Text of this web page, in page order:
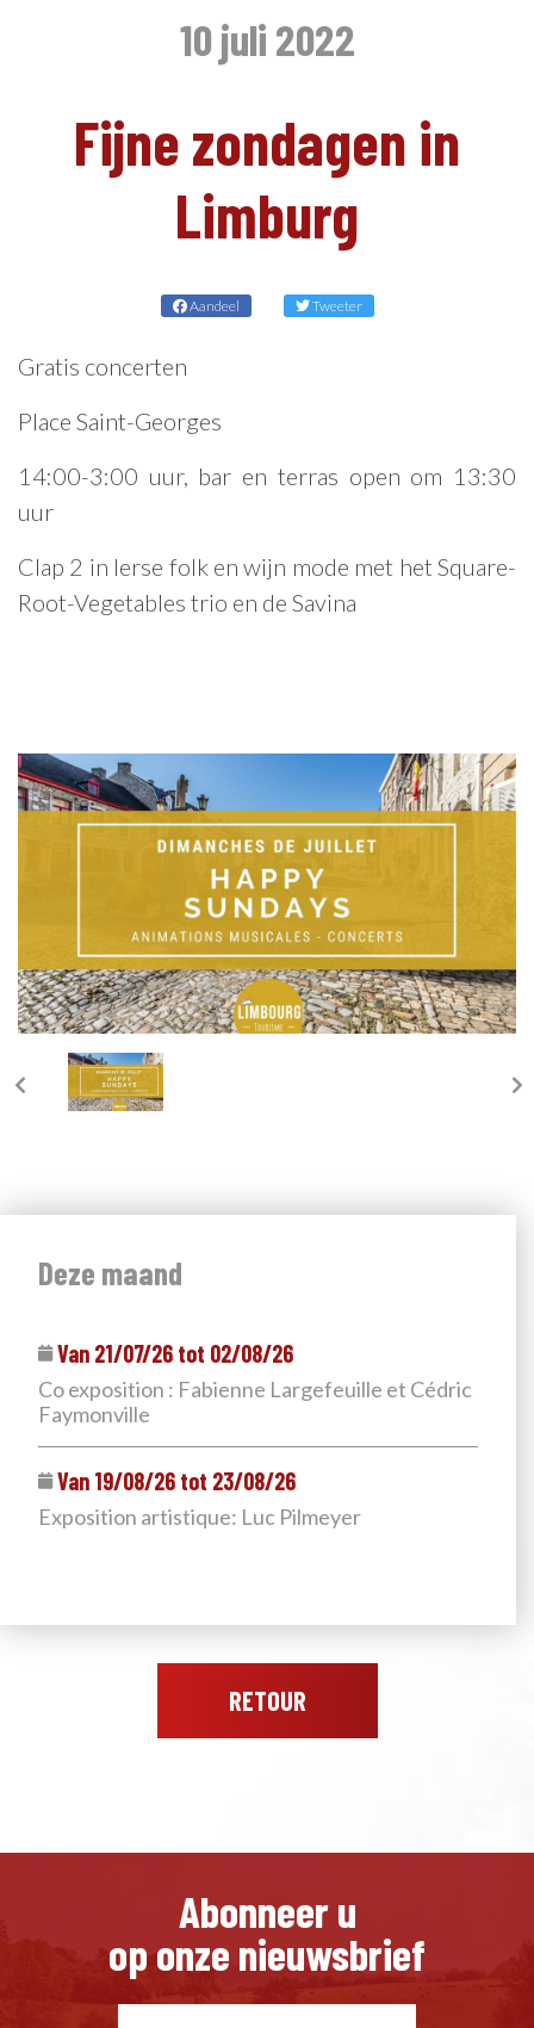
10 juli 2022
Fijne zondagen in
Limburg
Aandeel Tweeter
Gratis concerten
Place Saint-Georges
14:00-3:00 uur, bar en terras open om 13:30
uur
Clap 2 in Ierse folk en wijn mode met het Square-
Root-Vegetables trio en de Savina
Deze maand
Van 21/07/26 tot 02/08/26
Co exposition : Fabienne Largefeuille et Cédric
Faymonville
Van 19/08/26 tot 23/08/26
Exposition artistique: Luc Pilmeyer
RETOUR
Abonneer u
op onze nieuwsbrief